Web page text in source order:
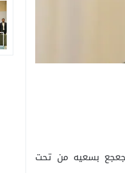
بسعيه من تحت